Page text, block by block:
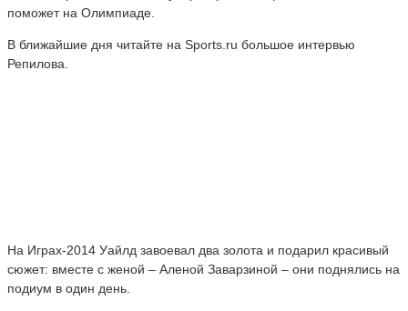
поможет на Олимпиаде.
В ближайшие дня читайте на Sports.ru большое интервью
Репилова.
На Играх-2014 Уайлд завоевал два золота и подарил красивый
сюжет: вместе с женой – Аленой Заварзиной – они поднялись на
подиум в один день.